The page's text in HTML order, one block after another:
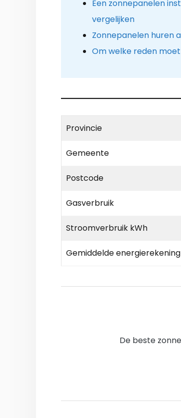
Een zonnepanelen
vergelijken
Zonnepanelen huren
Om welke reden
Provincie
Gemeente
Postcode
Gasverbruik
Stroomverbruik kWh
Gemiddelde energierekening
De beste